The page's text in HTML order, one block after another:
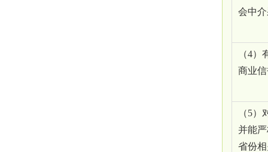
会中
（4）
商业
（5）
并能
省份